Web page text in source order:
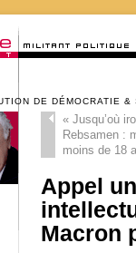
DE DÉMOCRATIE &
«Jusqu’où
Rebsamen :
moins de 18
Appel
Macron